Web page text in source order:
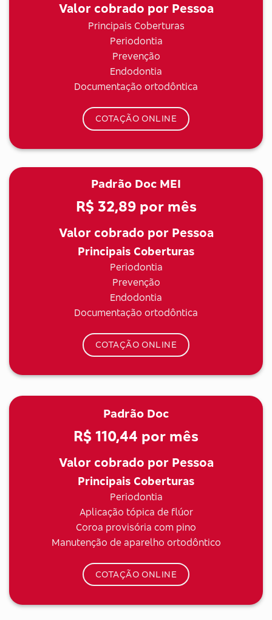
Valor cobrado por Pessoa
Principais Coberturas
Periodontia
Prevenção
Endodontia
Documentação ortodôntica
COTAÇÃO ONLINE
Padrão Doc MEI
R$ 32,89por mês
Valor cobrado por Pessoa
Principais Coberturas
Periodontia
Prevenção
Endodontia
Documentação ortodôntica
COTAÇÃO ONLINE
Padrão Doc
R$ 110,44 por mês
Valor cobrado por Pessoa
Principais Coberturas
Periodontia
Aplicação tópica de flúor
Coroa provisória com pino
Manutenção de aparelho ortodôntico
COTAÇÃO ONLINE